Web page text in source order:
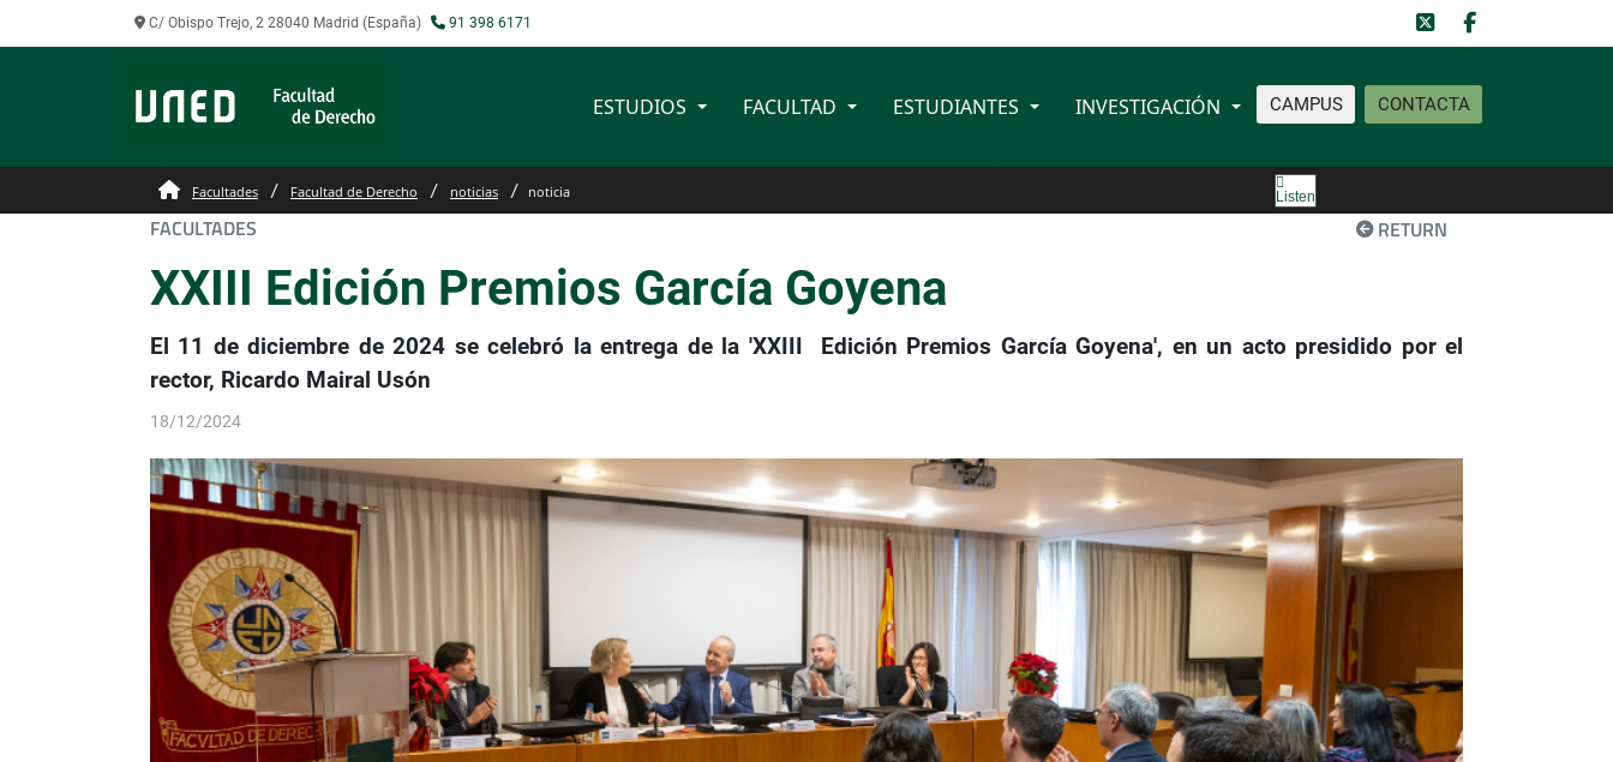
C/ Obispo Trejo, 2 28040 Madrid (España) 91 398 6171
CAMPUS CONTACTA
ESTUDIOS FACULTAD ESTUDIANTES INVESTIGACIÓN
Facultades Facultad de Derecho noticias noticia Listen
FACULTADES RETURN
XXIII Edición Premios García Goyena
El 11 de diciembre de 2024 se celebró la entrega de la 'XXIII Edición Premios García Goyena', en un acto presidido por el
rector, Ricardo Mairal Usón
18/12/2024